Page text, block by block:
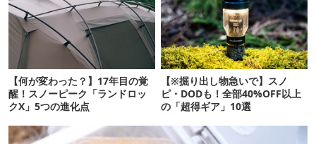
【何が変わった？】17年目の覚
醒！スノーピーク「ランドロッ
クX」5つの進化点
【※掘り出し物急いで】スノ
ピ・DODも！全部40%OFF以上
の「超得ギア」10選